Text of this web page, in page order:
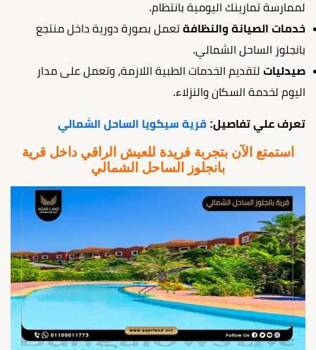
لممارسة تمارينك اليومية بانتظام.
خدمات الصيانة والنظافة تعمل بصورة دورية داخل منتجع
بانجلوز الساحل الشمالي.
صيدليات لتقديم الخدمات الطبية اللازمة، وتعمل على مدار
اليوم لخدمة السكان والنزلاء.
تعرف علي تفاصيل: قرية سيكويا الساحل الشمالي
استمتع الآن بتجربة فريدة للعيش الراقي داخل قرية
بانجلوز الساحل الشمالي